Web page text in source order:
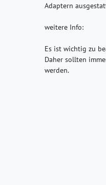
Adaptern
weitere Info:
Es ist wichtig zu
Daher sollten
werden.